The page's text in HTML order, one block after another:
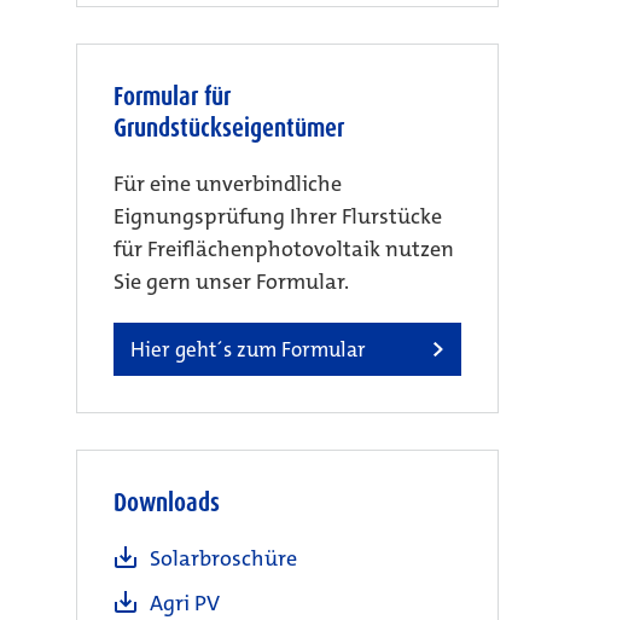
Formular für
Grundstückseigentümer
Für eine unverbindliche
Eignungsprüfung Ihrer Flurstücke
für Freiflächenphotovoltaik nutzen
Sie gern unser Formular.
Hier geht´s zum Formular
Downloads
Solarbroschüre
Agri PV